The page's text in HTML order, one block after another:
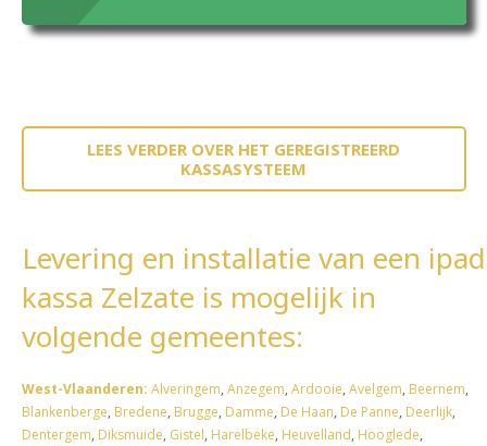
LEES VERDER OVER HET GEREGISTREERD
KASSASYSTEEM
Levering en installatie van een ipad
kassa Zelzate is mogelijk in
volgende gemeentes:
West-Vlaanderen: Alveringem, Anzegem, Ardooie, Avelgem, Beernem,
Blankenberge, Bredene, Brugge, Damme, De Haan, De Panne, Deerlijk,
Dentergem, Diksmuide, Gistel, Harelbeke, Heuvelland, Hooglede,